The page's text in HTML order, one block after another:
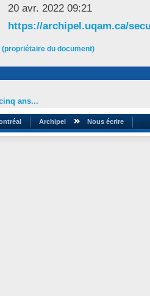
20 avr. 2022 09:21
https://archipel.uqam.ca/
du document)
ans...
Archipel Nous écrire